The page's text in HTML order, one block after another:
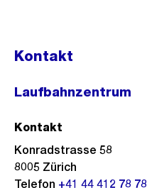
Kontakt
Laufbahnzentrum
Kontakt
Konradstrasse 58
8005 Zürich
Telefon +41 44 412 78 78